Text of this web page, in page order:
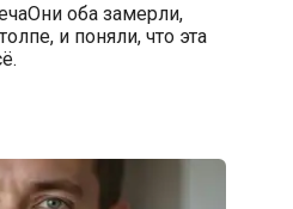
оба замерли,
и поняли, что эта